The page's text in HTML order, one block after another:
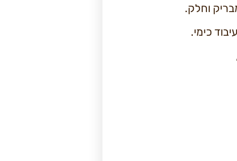
וחלק.
כימי.